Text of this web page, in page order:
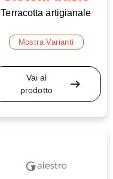
Terracotta artigianale
Mostra Varianti
Vai al
prodotto
arrow_right_alt